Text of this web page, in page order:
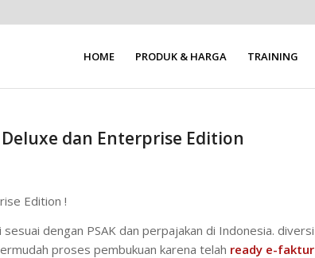
HOME PRODUK & HARGA TRAINING
Deluxe dan Enterprise Edition
Edition !
dengan PSAK dan perpajakan di Indonesia. diversi
proses pembukuan karena telah ready e-faktur